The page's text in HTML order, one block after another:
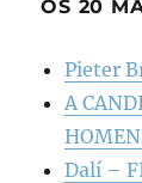
OS 20
Pieter
A
Dalí –